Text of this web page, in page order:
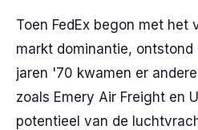
Toen FedEx begon met het
markt dominantie,
jaren '70 kwamen er
zoals Emery Air Freight en
potentieel van de